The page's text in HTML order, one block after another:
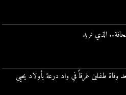
الذي نريد
وفاة طفلين غرقاً في واد درعة بأولاد يحيى